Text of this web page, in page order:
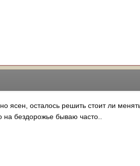
ясен, осталось решить стоит ли
бездорожье бываю часто..